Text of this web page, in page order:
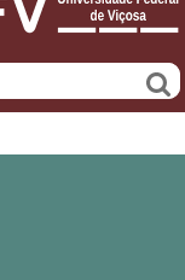
Legislação
Canais